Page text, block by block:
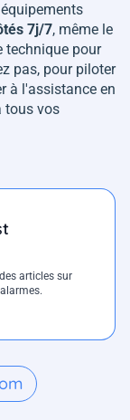
7j/7, même le
technique pour
pas, pour piloter
à l'assistance en
tous vos
articles sur